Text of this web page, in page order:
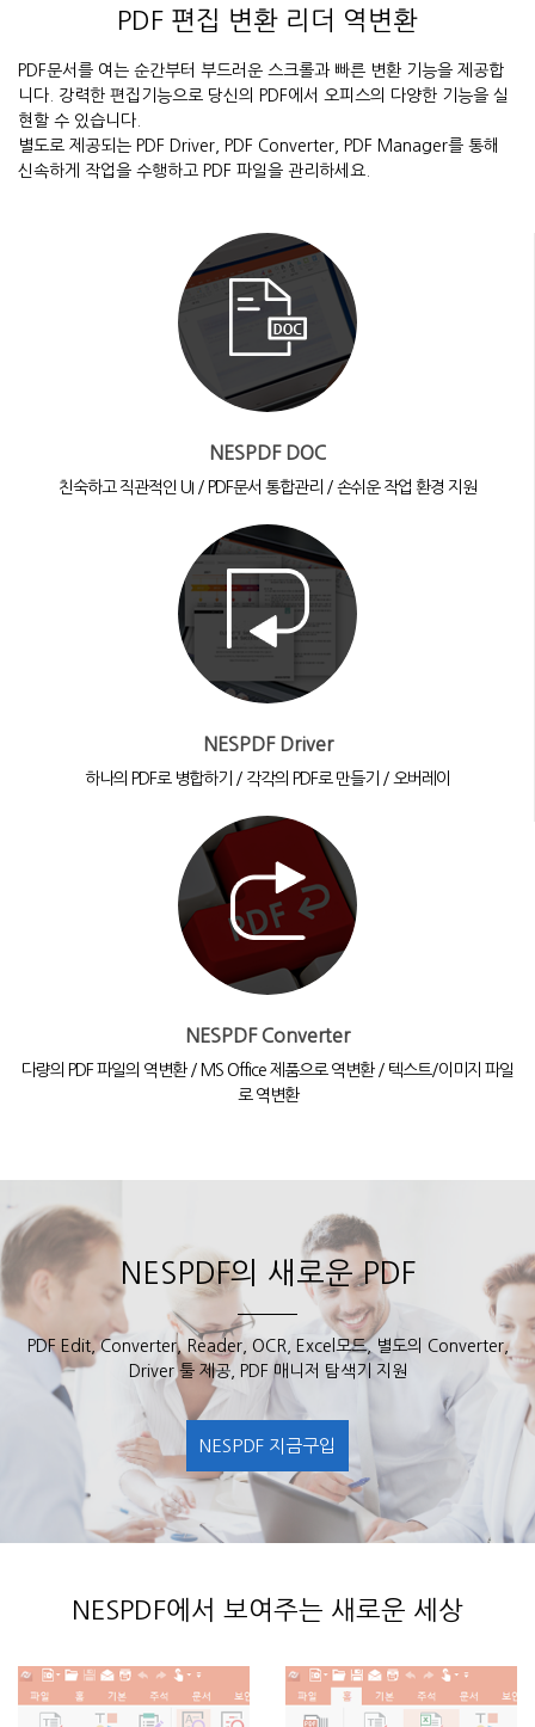
PDF 편집 변환 리더 역변환
PDF문서를 여는 순간부터 부드러운 스크롤과 빠른 변환 기능을 제공합
니다. 강력한 편집기능으로 당신의 PDF에서 오피스의 다양한 기능을 실
현할 수 있습니다.
별도로 제공되는 PDF Driver, PDF Converter, PDF Manager를 통해
신속하게 작업을 수행하고 PDF 파일을 관리하세요.
NESPDF DOC
친숙하고 직관적인 UI / PDF문서 통합관리 / 손쉬운 작업 환경 지원
NESPDF Driver
하나의 PDF로 병합하기 / 각각의 PDF로 만들기 / 오버레이
NESPDF Converter
다량의 PDF 파일의 역변환 / MS Office 제품으로 역변환 / 텍스트/이미지 파일
로 역변환
NESPDF의 새로운 PDF
PDF Edit, Converter, Reader, OCR, Excel모드, 별도의 Converter,
Driver 툴 제공, PDF 매니저 탐색기 지원
NESPDF 지금구입
NESPDF에서 보여주는 새로운 세상